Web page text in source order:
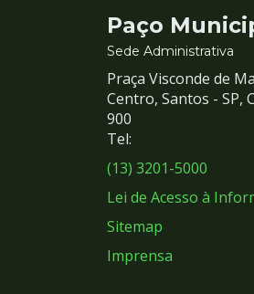
Contato
e
Redes
Sociais
Paço
Sede Administrativa
Praça Visconde de
Centro, Santos - SP,
900
Tel:
(13) 3201-5000
Lei de Acesso à
Sitemap
Imprensa